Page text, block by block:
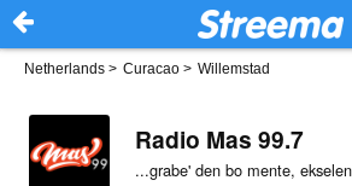
Netherlands > Curacao > Willemstad
Radio Mas 99.7
...grabe' den bo mente,